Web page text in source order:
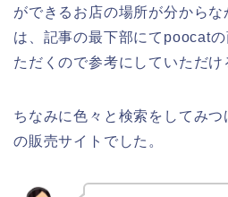
ができるお店の場所が分から
は、記事の最下部にてpoocat
ただくので参考にしていただけ
ちなみに色々と検索をしてみ
の販売サイトでした。